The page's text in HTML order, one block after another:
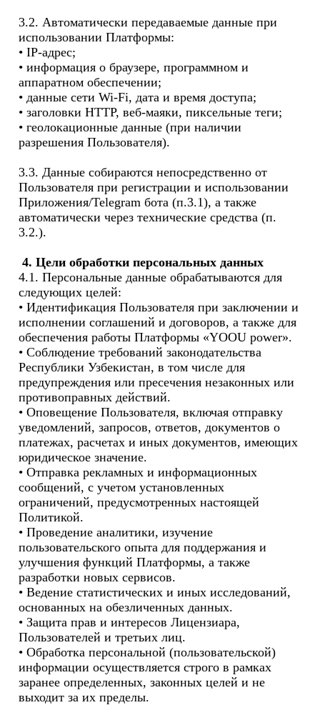
3.2. Автоматически передаваемые данные при
использовании Платформы:
• IP-адрес;
• информация о браузере, программном и
аппаратном обеспечении;
• данные сети Wi-Fi, дата и время доступа;
• заголовки HTTP, веб-маяки, пиксельные теги;
• геолокационные данные (при наличии
разрешения Пользователя).
3.3. Данные собираются непосредственно от
Пользователя при регистрации и использовании
Приложения/Telegram бота (п.3.1), а также
автоматически через технические средства (п.
3.2.).
4. Цели обработки персональных данных
4.1. Персональные данные обрабатываются для
следующих целей:
• Идентификация Пользователя при заключении и
исполнении соглашений и договоров, а также для
обеспечения работы Платформы «YOOU power».
• Соблюдение требований законодательства
Республики Узбекистан, в том числе для
предупреждения или пресечения незаконных или
противоправных действий.
• Оповещение Пользователя, включая отправку
уведомлений, запросов, ответов, документов о
платежах, расчетах и иных документов, имеющих
юридическое значение.
• Отправка рекламных и информационных
сообщений, с учетом установленных
ограничений, предусмотренных настоящей
Политикой.
• Проведение аналитики, изучение
пользовательского опыта для поддержания и
улучшения функций Платформы, а также
разработки новых сервисов.
• Ведение статистических и иных исследований,
основанных на обезличенных данных.
• Защита прав и интересов Лицензиара,
Пользователей и третьих лиц.
• Обработка персональной (пользовательской)
информации осуществляется строго в рамках
заранее определенных, законных целей и не
выходит за их пределы.